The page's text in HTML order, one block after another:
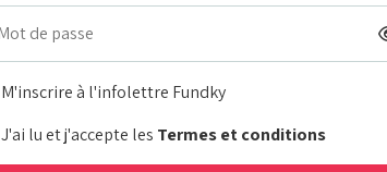
M'inscrire à l'infolettre Fundky
J'ai lu et j'accepte les Termes et conditions